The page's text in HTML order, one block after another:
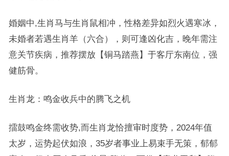
婚姻中,生肖马与生肖鼠相冲，性格差异如烈火遇寒冰，
未婚者若遇生肖羊（六合），则可逢凶化吉，晚年需注
意关节疾病，推荐摆放【铜马踏燕】于客厅东南位，强
健筋骨。
生肖龙：鸣金收兵中的腾飞之机
擂鼓鸣金终需收势,而生肖龙恰擅审时度势，2024年值
太岁，运势起伏如浪，35岁者事业上易束手无策，郁郁